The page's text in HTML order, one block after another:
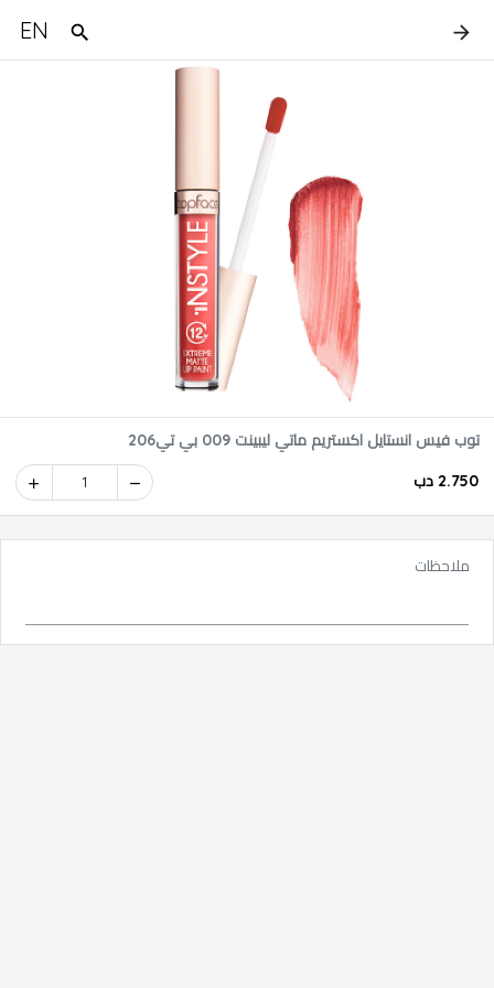
EN
توب فيس انستايل اكستريم ماتي ليبينت 009 بي تي206
2.750 دب 1
ملاحظات